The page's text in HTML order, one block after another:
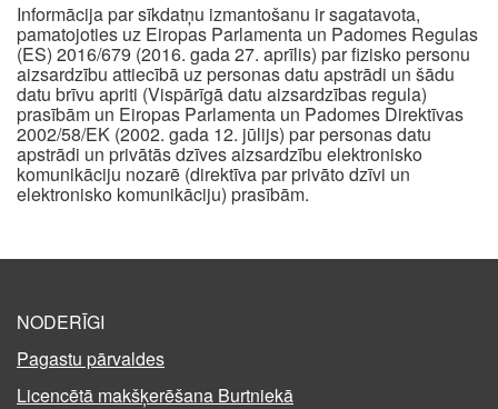
Informācija par sīkdatņu izmantošanu ir sagatavota,
pamatojoties uz Eiropas Parlamenta un Padomes Regulas
(ES) 2016/679 (2016. gada 27. aprīlis) par fizisko personu
aizsardzību attiecībā uz personas datu apstrādi un šādu
datu brīvu apriti (Vispārīgā datu aizsardzības regula)
prasībām un Eiropas Parlamenta un Padomes Direktīvas
2002/58/EK (2002. gada 12. jūlijs) par personas datu
apstrādi un privātās dzīves aizsardzību elektronisko
komunikāciju nozarē (direktīva par privāto dzīvi un
elektronisko komunikāciju) prasībām.
NODERĪGI
Pagastu pārvaldes
Licencētā makšķerēšana Burtniekā